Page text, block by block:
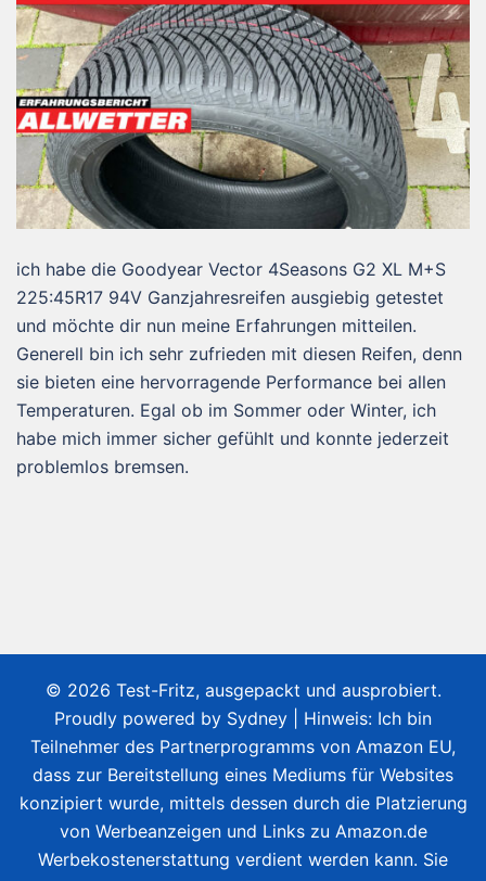
ich habe die Goodyear Vector 4Seasons G2 XL M+S
225:45R17 94V Ganzjahresreifen ausgiebig getestet
und möchte dir nun meine Erfahrungen mitteilen.
Generell bin ich sehr zufrieden mit diesen Reifen, denn
sie bieten eine hervorragende Performance bei allen
Temperaturen. Egal ob im Sommer oder Winter, ich
habe mich immer sicher gefühlt und konnte jederzeit
problemlos bremsen.
© 2026 Test-Fritz, ausgepackt und ausprobiert.
Proudly powered by Sydney | Hinweis: Ich bin
Teilnehmer des Partnerprogramms von Amazon EU,
dass zur Bereitstellung eines Mediums für Websites
konzipiert wurde, mittels dessen durch die Platzierung
von Werbeanzeigen und Links zu Amazon.de
Werbekostenerstattung verdient werden kann. Sie